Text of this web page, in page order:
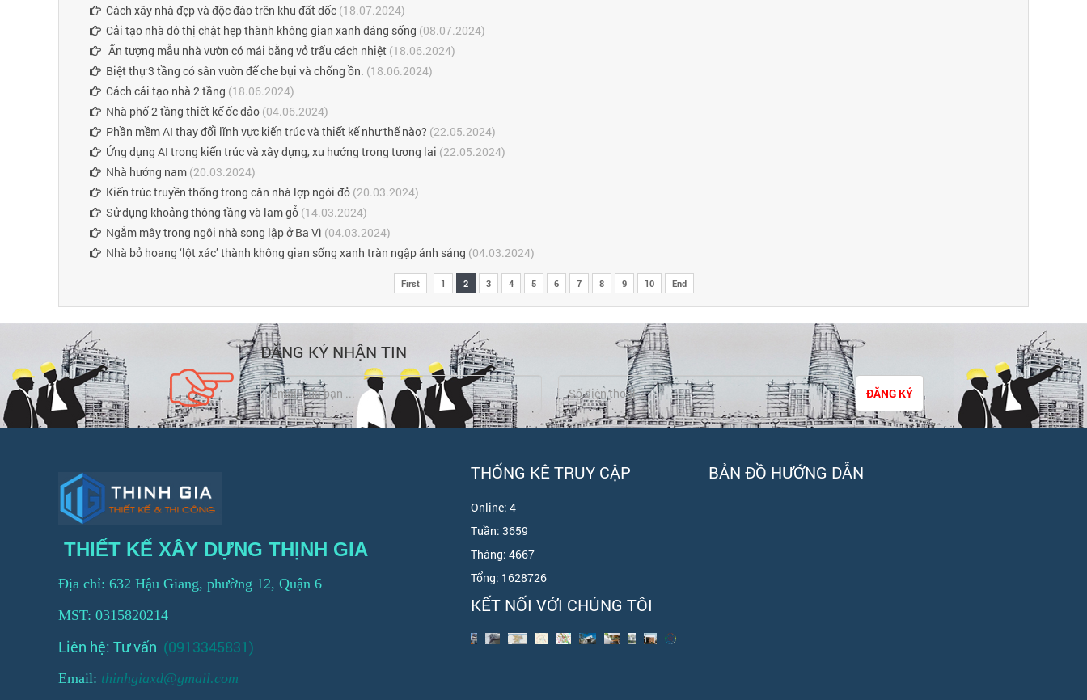
Cách xây nhà đẹp và độc đáo trên khu đất dốc (18.07.2024)
Cải tạo nhà đô thị chật hẹp thành không gian xanh đáng sống (08.07.2024)
Ấn tượng mẫu nhà vườn có mái bằng vỏ trấu cách nhiệt (18.06.2024)
Biệt thự 3 tầng có sân vườn để che bụi và chống ồn. (18.06.2024)
Cách cải tạo nhà 2 tầng (18.06.2024)
Nhà phố 2 tầng thiết kế ốc đảo (04.06.2024)
Phần mềm AI thay đổi lĩnh vực kiến trúc và thiết kế như thế nào? (22.05.2024)
Ứng dụng AI trong kiến trúc và xây dựng, xu hướng trong tương lai (22.05.2024)
Nhà hướng nam (20.03.2024)
Kiến trúc truyền thống trong căn nhà lợp ngói đỏ (20.03.2024)
Sử dụng khoảng thông tầng và lam gỗ (14.03.2024)
Ngắm mây trong ngôi nhà song lập ở Ba Vì (04.03.2024)
Nhà bỏ hoang ‘lột xác’ thành không gian sống xanh tràn ngập ánh sáng (04.03.2024)
First 1 2 3 4 5 6 7 8 9 10 End
ĐĂNG KÝ NHẬN TIN
ĐĂNG KÝ
THIẾT KẾ XÂY DỰNG THỊNH GIA
Địa chỉ: 632 Hậu Giang, phường 12, Quận 6
MST: 0315820214
Liên hệ: Tư vấn (0913345831)
Email: thinhgiaxd@gmail.com
THỐNG KÊ TRUY CẬP
Online: 4
Tuần: 3659
Tháng: 4667
Tổng: 1628726
KẾT NỐI VỚI CHÚNG TÔI
BẢN ĐỒ HƯỚNG DẪN